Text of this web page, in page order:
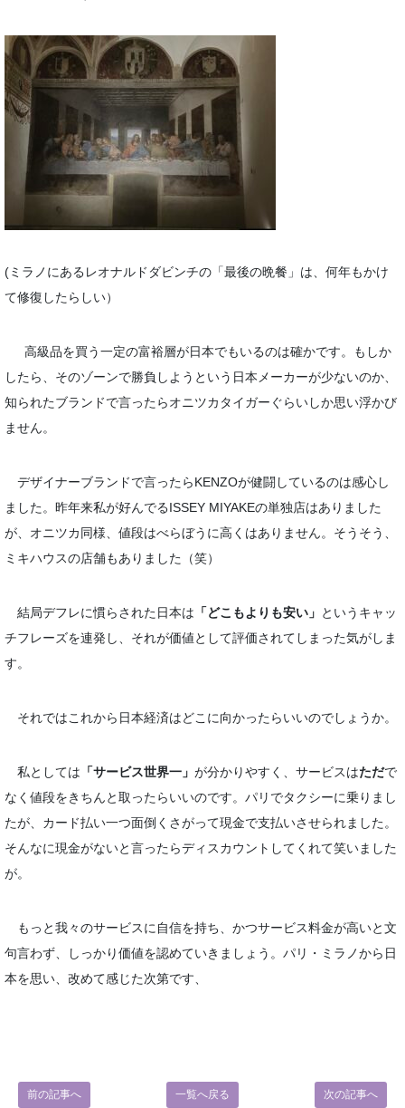
(ミラノにあるレオナルドダビンチの「最後の晩餐」は、何年もかけ
て修復したらしい）
高級品を買う一定の富裕層が日本でもいるのは確かです。もしか
したら、そのゾーンで勝負しようという日本メーカーが少ないのか、
知られたブランドで言ったらオニツカタイガーぐらいしか思い浮かび
ません。
デザイナーブランドで言ったらKENZOが健闘しているのは感心し
ました。昨年来私が好んでるISSEY MIYAKEの単独店はありました
が、オニツカ同様、値段はべらぼうに高くはありません。そうそう、
ミキハウスの店舗もありました（笑）
結局デフレに慣らされた日本は 「どこもよりも安い」 というキャッ
チフレーズを連発し、それが価値として評価されてしまった気がしま
す。
それではこれから日本経済はどこに向かったらいいのでしょうか。
私としては 「サービス世界一」 が分かりやすく、サービスはただで
なく値段をきちんと取ったらいいのです。パリでタクシーに乗りまし
たが、カード払い一つ面倒くさがって現金で支払いさせられました。
そんなに現金がないと言ったらディスカウントしてくれて笑いました
が。
もっと我々のサービスに自信を持ち、かつサービス料金が高いと文
句言わず、しっかり価値を認めていきましょう。パリ・ミラノから日
本を思い、改めて感じた次第です、
前の記事へ 一覧へ戻る 次の記事へ